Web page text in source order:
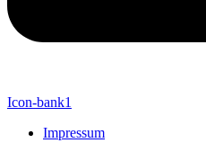
Icon-bank1
Impressum